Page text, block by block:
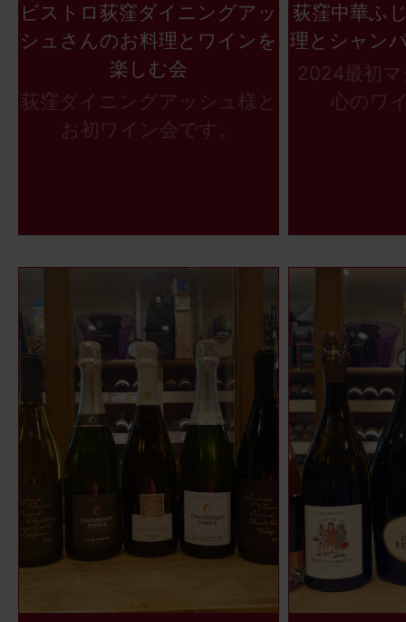
ビストロ荻窪ダイニングアッ
シュさんのお料理とワインを
楽しむ会
荻窪ダイニングアッシュ様と
お初ワイン会です。
荻窪中華ふ
理とシャン
2024最初
心のワ